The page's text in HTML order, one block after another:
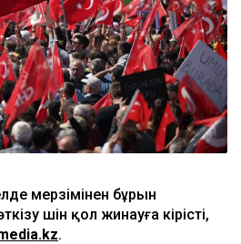
мерзімінен бұрын
үшін қол жинауға кірісті,
.